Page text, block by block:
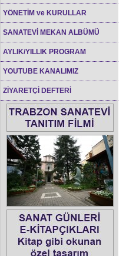
YÖNETİM ve KURULLAR
SANATEVİ MEKAN ALBÜMÜ
AYLIK/YILLIK PROGRAM
YOUTUBE KANALIMIZ
ZİYARETÇİ DEFTERİ